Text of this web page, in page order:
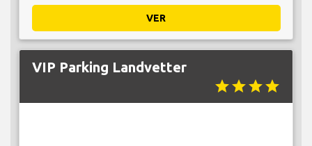
VER
VIP Parking Landvetter
starstarstarstar